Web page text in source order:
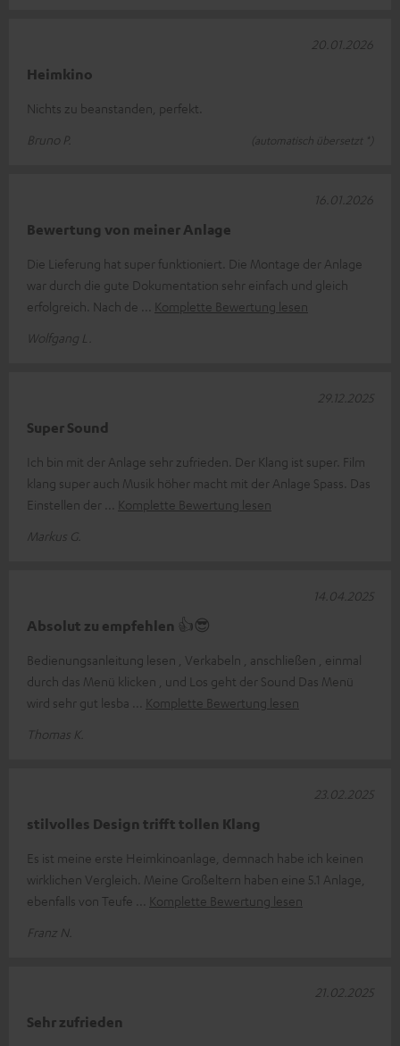
Heimkino
Nichts zu beanstanden, perfekt.
Bruno P.
(automatisch übersetzt *)
20.01.2026
Bewertung von meiner Anlage
Die Lieferung hat super funktioniert. Die Montage der Anlage
war durch die gute Dokumentation sehr einfach und gleich
erfolgreich. Nach de
Komplette Bewertung lesen
Wolfgang L.
16.01.2026
Super Sound
Ich bin mit der Anlage sehr zufrieden. Der Klang ist super. Film
klang super auch Musik höher macht mit der Anlage Spass. Das
Einstellen der
Komplette Bewertung lesen
Markus G.
29.12.2025
Absolut zu empfehlen 👍😎
Bedienungsanleitung lesen , Verkabeln , anschließen , einmal
durch das Menü klicken , und Los geht der Sound Das Menü
wird sehr gut lesba
Komplette Bewertung lesen
Thomas K.
14.04.2025
stilvolles Design trifft tollen Klang
Es ist meine erste Heimkinoanlage, demnach habe ich keinen
wirklichen Vergleich. Meine Großeltern haben eine 5.1 Anlage,
ebenfalls von Teufe
Komplette Bewertung lesen
Franz N.
23.02.2025
Sehr zufrieden
21.02.2025